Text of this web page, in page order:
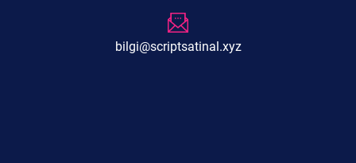
bilgi@scriptsatinal.xyz